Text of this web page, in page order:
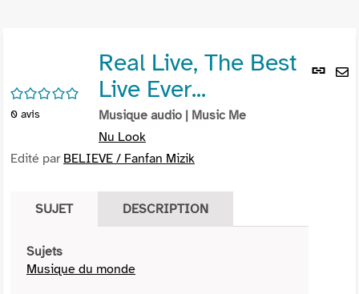
Lien
/5
0 avis
Real Live, The Best
Live Ever...
Musique audio | Music Me
Nu Look
Edité par BELIEVE / Fanfan Mizik
SUJET DESCRIPTION
Sujets
Musique du monde